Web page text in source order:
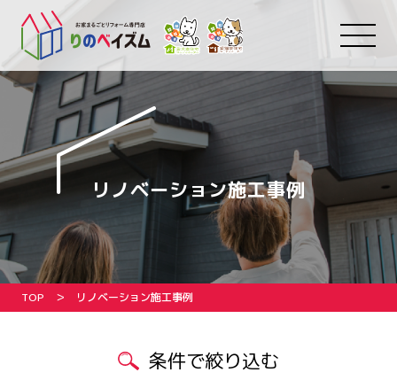
リノベーション施工事例
TOP リノベーション施工事例
条件で絞り込む